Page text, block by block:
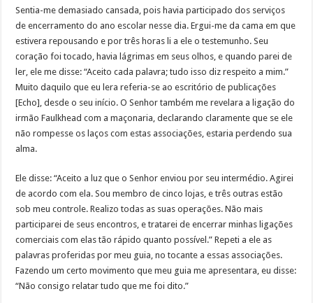
Sentia-me demasiado cansada, pois havia participado dos serviços
de encerramento do ano escolar nesse dia. Ergui-me da cama em que
estivera repousando e por três horas li a ele o testemunho. Seu
coração foi tocado, havia lágrimas em seus olhos, e quando parei de
ler, ele me disse: “Aceito cada palavra; tudo isso diz respeito a mim.”
Muito daquilo que eu lera referia-se ao escritório de publicações
[Echo], desde o seu início. O Senhor também me revelara a ligação do
irmão Faulkhead com a maçonaria, declarando claramente que se ele
não rompesse os laços com estas associações, estaria perdendo sua
alma.
Ele disse: “Aceito a luz que o Senhor enviou por seu intermédio. Agirei
de acordo com ela. Sou membro de cinco lojas, e três outras estão
sob meu controle. Realizo todas as suas operações. Não mais
participarei de seus encontros, e tratarei de encerrar minhas ligações
comerciais com elas tão rápido quanto possível.” Repeti a ele as
palavras proferidas por meu guia, no tocante a essas associações.
Fazendo um certo movimento que meu guia me apresentara, eu disse:
“Não consigo relatar tudo que me foi dito.”